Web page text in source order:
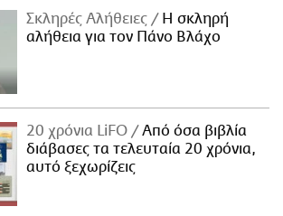
Σκληρές Αλήθειες
H σκληρή
αλήθεια για τον Πάνο Βλάχο
20 χρόνια LiFO
Από όσα βιβλία
διάβασες τα τελευταία 20 χρόνια,
αυτό ξεχωρίζεις